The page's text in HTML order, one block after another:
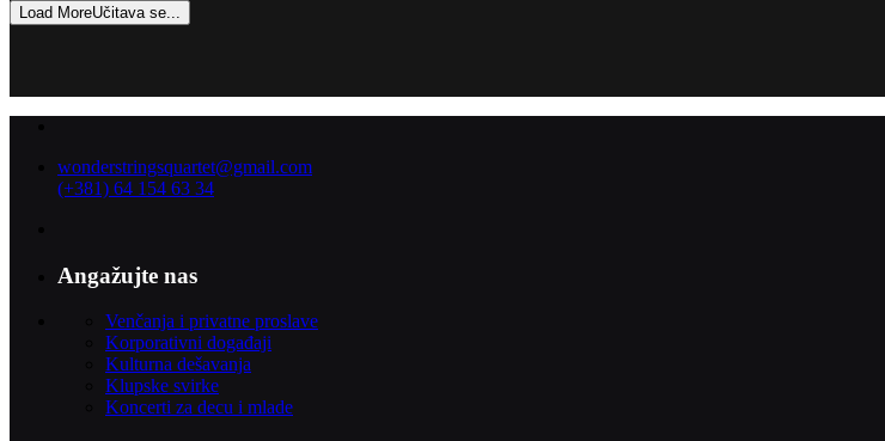
Load MoreUčitava se...
wonderstringsquartet@gmail.com
(+381) 64 154 63 34
Angažujte nas
Venčanja i privatne proslave
Korporativni događaji
Kulturna dešavanja
Klupske svirke
Koncerti za decu i mlade